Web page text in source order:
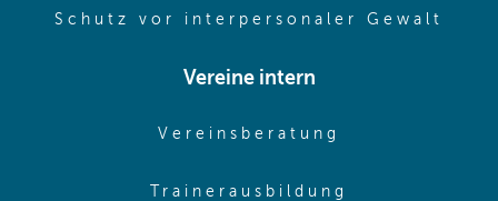
Schutz vor interpersonaler Gewalt
Vereine intern
Vereinsberatung
Trainerausbildung